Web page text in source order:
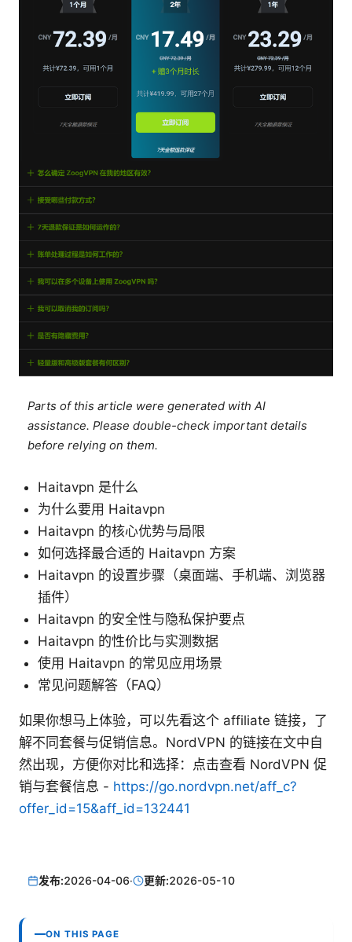
Parts of this article were generated with AI
assistance. Please double-check important details
before relying on them.
Haitavpn 是什么
为什么要用 Haitavpn
Haitavpn 的核心优势与局限
如何选择最合适的 Haitavpn 方案
Haitavpn 的设置步骤（桌面端、手机端、浏览器
插件）
Haitavpn 的安全性与隐私保护要点
Haitavpn 的性价比与实测数据
使用 Haitavpn 的常见应用场景
常见问题解答（FAQ）
如果你想马上体验，可以先看这个 affiliate 链接，了
解不同套餐与促销信息。NordVPN 的链接在文中自
然出现，方便你对比和选择：点击查看 NordVPN 促
销与套餐信息 - https://go.nordvpn.net/aff_c?
offer_id=15&aff_id=132441
发布:2026-04-06· 更新:2026-05-10
ON THIS PAGE